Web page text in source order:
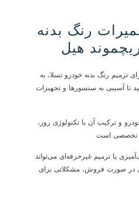
رنگ بدنه
هیل
ترمیم رنگ بدنه خودرو تسلا، به
تا آسیبی به سنسورها و تجهیزات
و ترکیب آن با تکنولوژی روز،
تخصصی است
یا ترمیم غیرحرفه‌ای می‌تواند
در صورت فروش، مشکلاتی برای